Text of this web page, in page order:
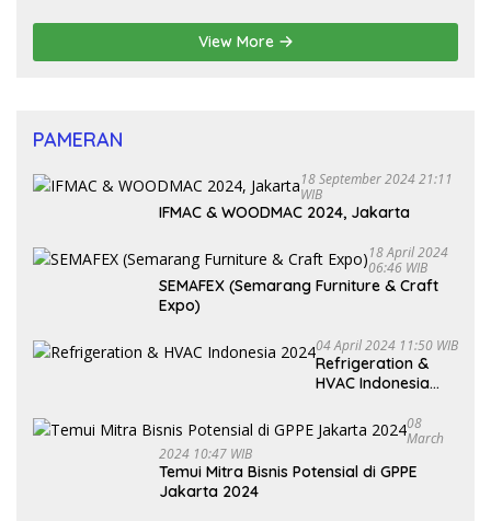
View More
PAMERAN
18 September 2024 21:11
WIB
IFMAC & WOODMAC 2024, Jakarta
18 April 2024
06:46 WIB
SEMAFEX (Semarang Furniture & Craft
Expo)
04 April 2024 11:50 WIB
Refrigeration &
HVAC Indonesia
08
March
2024 10:47 WIB
Temui Mitra Bisnis Potensial di GPPE
Jakarta 2024